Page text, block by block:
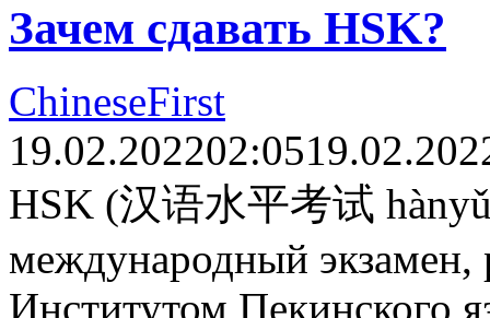
Зачем сдавать HSK?
ChineseFirst
19.02.202202:05
HSK (汉语水平考试
международный экзамен,
Институтом Пекинского